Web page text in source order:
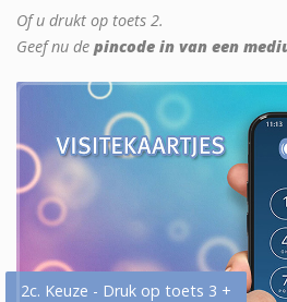
Of u drukt op toets 2.
Geef nu de pincode in van een
2c. Keuze - Druk op toets 3 +